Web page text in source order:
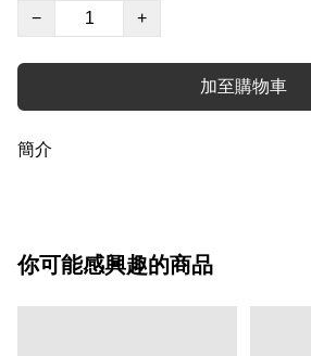
−
+
加至購物車
簡介
你可能感興趣的商品